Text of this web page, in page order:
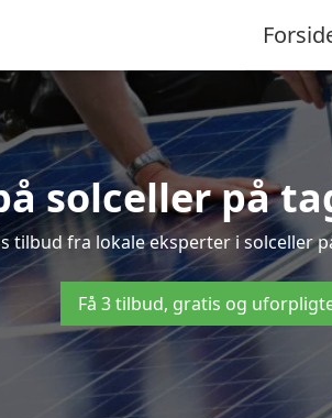
solceller på
tilbud fra lokale eksperter i solceller
Få 3 tilbud, gratis og